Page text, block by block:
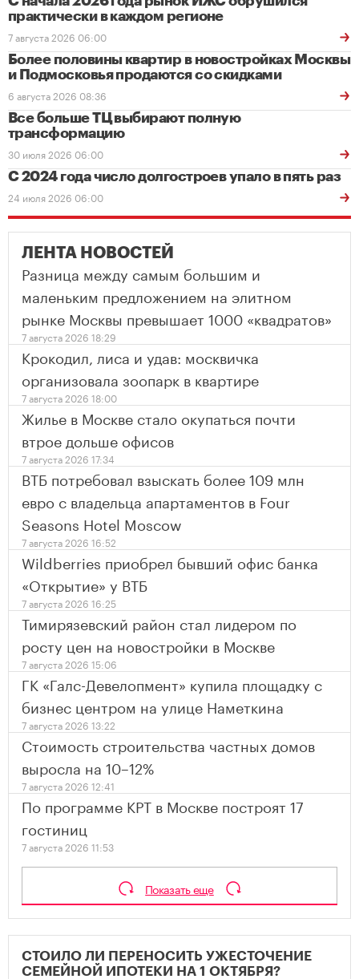
практически в каждом регионе
7 августа 2026 06:00
Более половины квартир в новостройках Москвы
и Подмосковья продаются со скидками
6 августа 2026 08:36
Все больше ТЦ выбирают полную
трансформацию
30 июля 2026 06:00
С 2024 года число долгостроев упало в пять раз
24 июля 2026 06:00
ЛЕНТА НОВОСТЕЙ
Разница между самым большим и
маленьким предложением на элитном
рынке Москвы превышает 1000 «квадратов»
7 августа 2026 18:29
Крокодил, лиса и удав: москвичка
организовала зоопарк в квартире
7 августа 2026 18:00
Жилье в Москве стало окупаться почти
втрое дольше офисов
7 августа 2026 17:34
ВТБ потребовал взыскать более 109 млн
евро с владельца апартаментов в Four
Seasons Hotel Moscow
7 августа 2026 16:52
Wildberries приобрел бывший офис банка
«Открытие» у ВТБ
7 августа 2026 16:25
Тимирязевский район стал лидером по
росту цен на новостройки в Москве
7 августа 2026 15:06
ГК «Галс-Девелопмент» купила площадку с
бизнес центром на улице Наметкина
7 августа 2026 13:22
Стоимость строительства частных домов
выросла на 10–12%
7 августа 2026 12:41
По программе КРТ в Москве построят 17
гостиниц
7 августа 2026 11:53
Показать еще
СТОИЛО ЛИ ПЕРЕНОСИТЬ УЖЕСТОЧЕНИЕ
СЕМЕЙНОЙ ИПОТЕКИ НА 1 ОКТЯБРЯ?